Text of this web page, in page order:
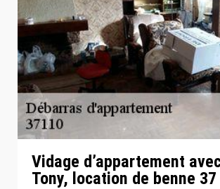
Vidage d’appartement
Tony, location de benne 37